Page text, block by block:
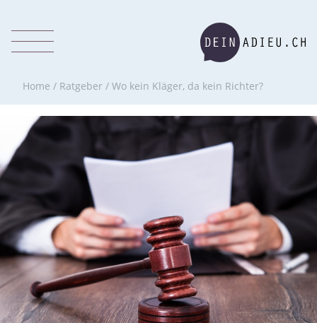
Home / Ratgeber / Wo kein Kläger, da kein Richter?